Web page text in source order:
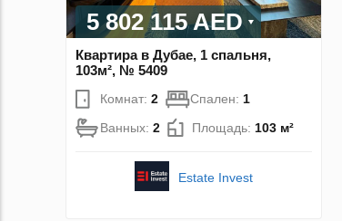
5 802 115 AED
Квартира в Дубае, 1 спальня,
103м², № 5409
Комнат: 2 Спален: 1
Ванных: 2 Площадь: 103 м²
Estate Invest